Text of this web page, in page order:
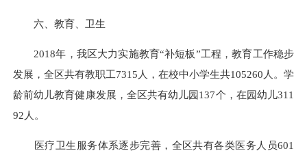
六、教育、卫生
2018年，我区大力实施教育“补短板”工程，教育工作稳步
发展，全区共有教职工7315 人，在校中小学生共105260 人。学
龄前幼儿教育健康发展，全区共有幼儿园137个，在园幼儿311
92 人。
医疗卫生服务体系逐步完善，全区共有各类医务人员601